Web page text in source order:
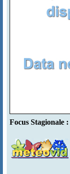
Focus Stagionale :